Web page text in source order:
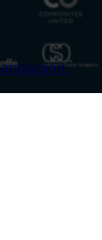
anpassen.